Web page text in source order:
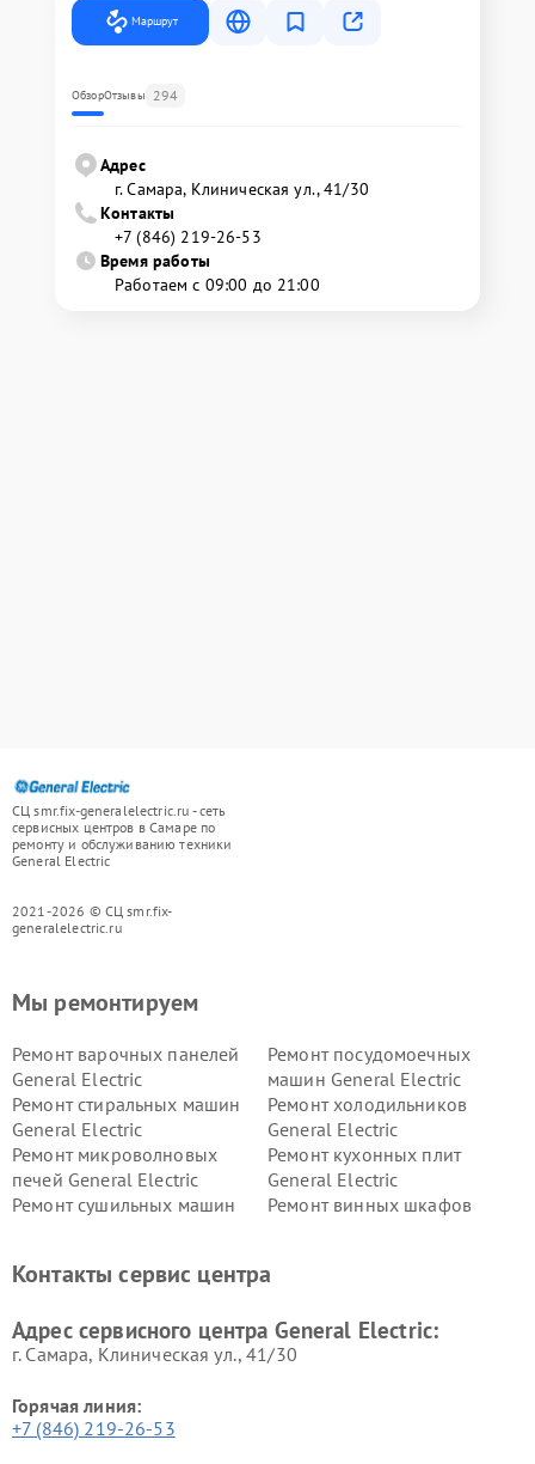
Маршрут
ОбзорОтзывы 294
Адрес
г. Самара, Клиническая ул., 41/30
Контакты
+7 (846) 219-26-53
Время работы
Работаем с 09:00 до 21:00
СЦ smr.fix-generalelectric.ru - сеть
сервисных центров в Самаре по
ремонту и обслуживанию техники
General Electric
2021-2026 © СЦ smr.fix-
generalelectric.ru
Мы ремонтируем
Ремонт варочных панелей
General Electric
Ремонт посудомоечных
машин General Electric
Ремонт стиральных машин
General Electric
Ремонт холодильников
General Electric
Ремонт микроволновых
печей General Electric
Ремонт кухонных плит
General Electric
Ремонт сушильных машин
Ремонт винных шкафов
Electric
General Electric
Контакты сервис центра
Адрес сервисного центра General Electric:
г. Самара, Клиническая ул., 41/30
Горячая линия:
+7 (846) 219-26-53